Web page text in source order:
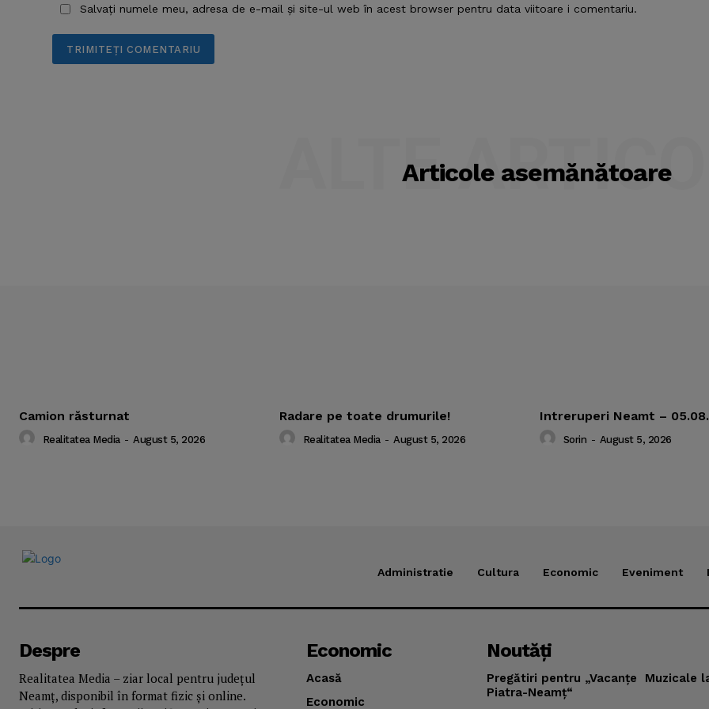
Salvați numele meu, adresa de e-mail și site-ul web în acest browser pentru data viitoare i comentariu.
Articole asemănătoare
ALTE
Camion răsturnat
Realitatea Media - August 5, 2026
Radare pe toate drumurile!
Realitatea Media - August 5, 2026
Intreruperi Neamt –
Sorin - August 5, 2026
Administratie Cultura Economic Eveniment
Despre
Realitatea Media – ziar local pentru județul
Neamț, disponibil în format fizic și online.
Economic
Acasă
Economic
Noutăţi
Pregătiri pentru „Vacanţe Muzicale
Piatra-Neamţ“